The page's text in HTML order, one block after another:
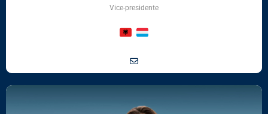
Vice-presidente